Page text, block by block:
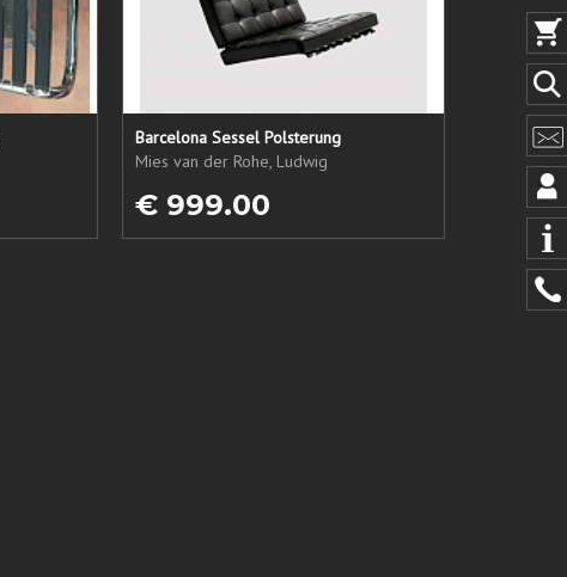
Barcelona Sessel Polsterung
Mies van der Rohe, Ludwig
€ 999.00